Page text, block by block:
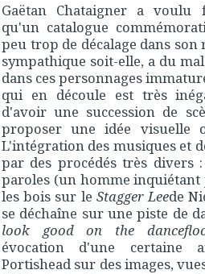
Gaëtan Chataigner a
qu'un catalogue
peu trop de décalage dans
sympathique soit-elle, a du
dans ces personnages
qui en découle est très
d'avoir une succession de
proposer une idée visuelle
L'intégration des musiques et
par des procédés très divers
paroles (un homme inquiétant
les bois sur le Stagger Leede
se déchaîne sur une piste de
look good on the
évocation d'une certaine
Portishead sur des images,